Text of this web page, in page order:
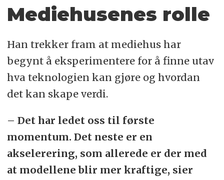
Mediehusenes rolle
Han trekker fram at mediehus har
begynt å eksperimentere for å finne utav
hva teknologien kan gjøre og hvordan
det kan skape verdi.
– Det har ledet oss til første
momentum. Det neste er en
akselerering, som allerede er der med
at modellene blir mer kraftige, sier